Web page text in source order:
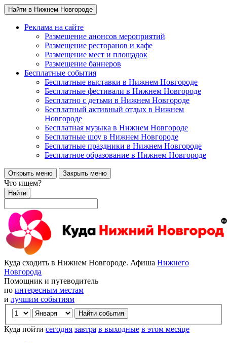
Найти в Нижнем Новгороде
Реклама на сайте
Размещение анонсов мероприятий
Размещение ресторанов и кафе
Размещение мест и площадок
Размещение баннеров
Бесплатные события
Бесплатные выставки в Нижнем Новгороде
Бесплатные фестивали в Нижнем Новгороде
Бесплатно с детьми в Нижнем Новгороде
Бесплатный активный отдых в Нижнем
Новгороде
Бесплатная музыка в Нижнем Новгороде
Бесплатные шоу в Нижнем Новгороде
Бесплатные праздники в Нижнем Новгороде
Бесплатное образование в Нижнем Новгороде
Открыть меню Закрыть меню
Что ищем?
Найти
Куда сходить в Нижнем Новгороде. Афиша Нижнего
Новгорода
Помощник и путеводитель
по интересным местам
и лучшим событиям
Куда пойти сегодня завтра в выходные в этом месяце